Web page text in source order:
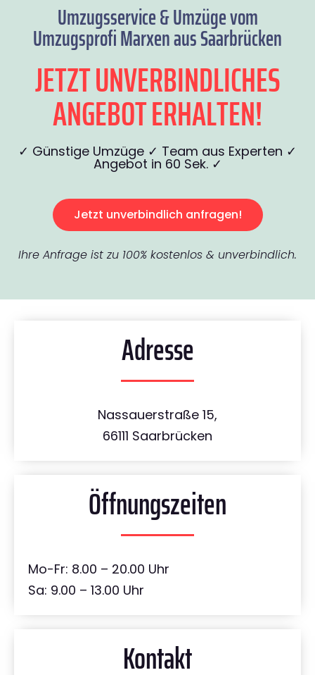
Umzugsservice & Umzüge vom
Umzugsprofi Marxen aus Saarbrücken
JETZT UNVERBINDLICHES
ANGEBOT ERHALTEN!
✓ Günstige Umzüge ✓ Team aus Experten ✓
Angebot in 60 Sek. ✓
Jetzt unverbindlich anfragen!
Ihre Anfrage ist zu 100% kostenlos & unverbindlich.
Adresse
Nassauerstraße 15,
66111 Saarbrücken
Öffnungszeiten
Mo-Fr: 8.00 – 20.00 Uhr
Sa: 9.00 – 13.00 Uhr
Kontakt